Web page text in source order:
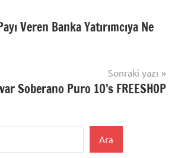
Veren Banka Yatırımcıya Ne
Sonraki yazı
Soberano Puro 10’s FREESHOP
Ara